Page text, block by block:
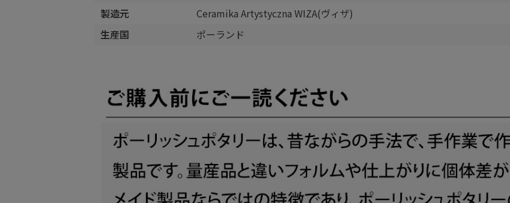
製造元
Ceramika Artystyczna WIZA(ヴィザ)
生産国
ポーランド